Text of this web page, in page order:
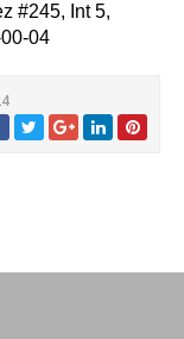
#245, Int 5,
04